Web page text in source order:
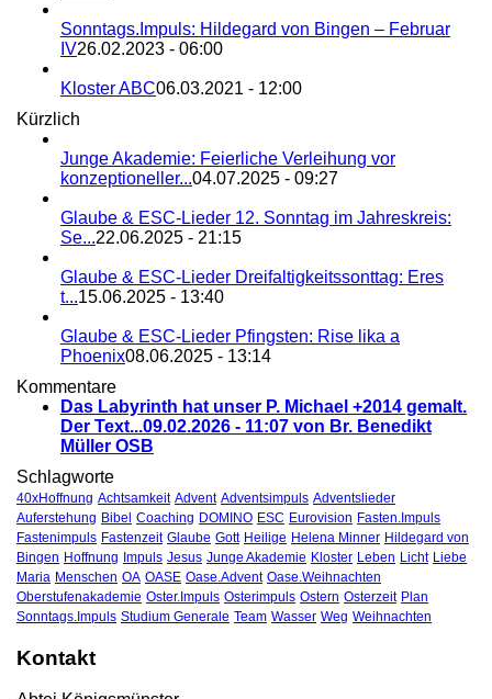
Sonntags.Impuls: Hildegard von Bingen – Februar
IV26.02.2023 - 06:00
Kloster ABC06.03.2021 - 12:00
Kürzlich
Junge Akademie: Feierliche Verleihung vor
konzeptioneller...04.07.2025 - 09:27
Glaube & ESC-Lieder 12. Sonntag im Jahreskreis:
Se...22.06.2025 - 21:15
Glaube & ESC-Lieder Dreifaltigkeitssonttag: Eres
t...15.06.2025 - 13:40
Glaube & ESC-Lieder Pfingsten: Rise lika a
Phoenix08.06.2025 - 13:14
Kommentare
Das Labyrinth hat unser P. Michael +2014 gemalt.
Der Text...09.02.2026 - 11:07 von Br. Benedikt
Müller OSB
Schlagworte
40xHoffnung Achtsamkeit Advent Adventsimpuls Adventslieder
Auferstehung Bibel Coaching DOMINO ESC Eurovision Fasten.Impuls
Fastenimpuls Fastenzeit Glaube Gott Heilige Helena Minner Hildegard von
Bingen Hoffnung Impuls Jesus Junge Akademie Kloster Leben Licht Liebe
Maria Menschen OA OASE Oase.Advent Oase.Weihnachten
Oberstufenakademie Oster.Impuls Osterimpuls Ostern Osterzeit Plan
Sonntags.Impuls Studium Generale Team Wasser Weg Weihnachten
Kontakt